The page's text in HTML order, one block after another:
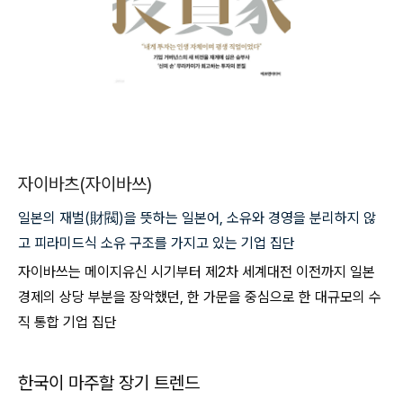
자이바츠(자이바쓰)
일본의 재벌(財閥)을 뜻하는 일본어, 소유와 경영을 분리하지 않
고 피라미드식 소유 구조를 가지고 있는 기업 집단
자이바쓰는 메이지유신 시기부터 제2차 세계대전 이전까지 일본
경제의 상당 부분을 장악했던, 한 가문을 중심으로 한 대규모의 수
직 통합 기업 집단
한국이 마주할 장기 트렌드